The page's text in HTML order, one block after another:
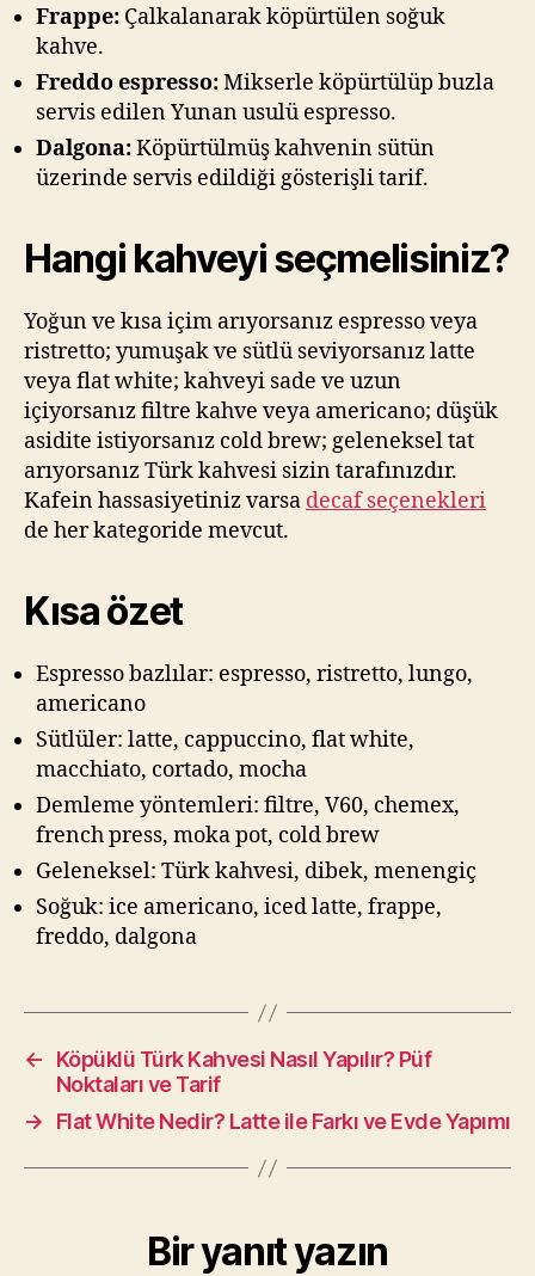
Frappe: Çalkalanarak köpürtülen soğuk
kahve.
Freddo espresso:Mikserle köpürtülüp buzla
servis edilen Yunan usulü espresso.
Dalgona:Köpürtülmüş kahvenin sütün
üzerinde servis edildiği gösterişli tarif.
Hangi kahveyi seçmelisiniz?
Yoğun ve kısa içim arıyorsanız espresso veya
ristretto; yumuşak ve sütlü seviyorsanız latte
veya flat white; kahveyi sade ve uzun
içiyorsanız filtre kahve veya americano; düşük
asidite istiyorsanız cold brew; geleneksel tat
arıyorsanız Türk kahvesi sizin tarafınızdır.
Kafein hassasiyetiniz varsa decaf seçenekleri
de her kategoride mevcut.
Kısa özet
Espresso bazlılar: espresso, ristretto, lungo,
americano
Sütlüler: latte, cappuccino, flat white,
macchiato, cortado, mocha
Demleme yöntemleri: filtre, V60, chemex,
french press, moka pot, cold brew
Geleneksel: Türk kahvesi, dibek, menengiç
Soğuk: ice americano, iced latte, frappe,
freddo, dalgona
←
Köpüklü Türk Kahvesi Nasıl Yapılır? Püf
Noktaları ve Tarif
→
Flat White Nedir? Latte ile Farkı ve Evde Yapımı
Bir yanıt yazın